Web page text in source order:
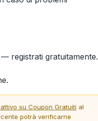
registrati gratuitamente.
su Coupon Gratuiti al
potrà verificarne